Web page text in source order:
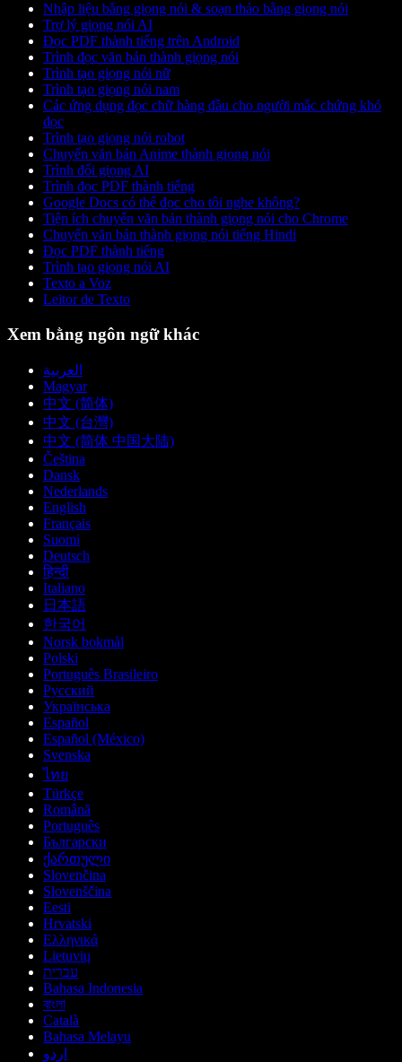
Nhập liệu bằng giọng nói & soạn thảo bằng giọng nói
Trợ lý giọng nói AI
Đọc PDF thành tiếng trên Android
Trình đọc văn bản thành giọng nói
Trình tạo giọng nói nữ
Trình tạo giọng nói nam
Các ứng dụng đọc chữ hàng đầu cho người mắc chứng khó
đọc
Trình tạo giọng nói robot
Chuyển văn bản Anime thành giọng nói
Trình đổi giọng AI
Trình đọc PDF thành tiếng
Google Docs có thể đọc cho tôi nghe không?
Tiện ích chuyển văn bản thành giọng nói cho Chrome
Chuyển văn bản thành giọng nói tiếng Hindi
Đọc PDF thành tiếng
Trình tạo giọng nói AI
Texto a Voz
Leitor de Texto
Xem bằng ngôn ngữ khác
العربية
Magyar
中文 (简体)
中文 (台灣)
中文 (简体 中国大陆)
Čeština
Dansk
Nederlands
English
Français
Suomi
Deutsch
हिन्दी
Italiano
日本語
한국어
Norsk bokmål
Polski
Português Brasileiro
Русский
Українська
Español
Español (México)
Svenska
ไทย
Türkçe
Română
Português
Български
ქართული
Slovenčina
Slovenščina
Eesti
Hrvatski
Ελληνικά
Lietuvių
עברית
Bahasa Indonesia
বাংলা
Català
Bahasa Melayu
اردو